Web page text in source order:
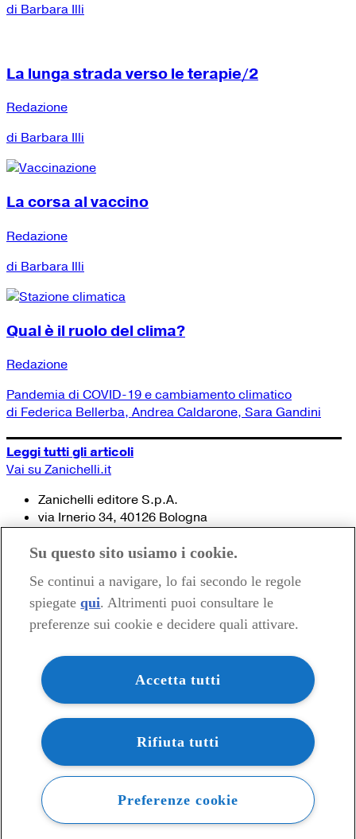
di Barbara Illi
La lunga strada verso le terapie/2
Redazione
di Barbara Illi
La corsa al vaccino
Redazione
di Barbara Illi
Qual è il ruolo del clima?
Redazione
Pandemia di COVID-19 e cambiamento climatico
di Federica Bellerba, Andrea Caldarone, Sara Gandini
Leggi tutti gli articoli
Vai su Zanichelli.it
Zanichelli editore S.p.A.
via Irnerio 34, 40126 Bologna
Tel. 051- 293.111 / 245.024
© 2020 Zanichelli Editore spa
Contatti e recapiti
my.zanichelli.it
Filiali e agenzie
Acquisti: informazioni precontrattuali
Area stampa
Privacy
Su questo sito usiamo i cookie.
Se continui a navigare, lo fai secondo le regole
spiegate qui. Altrimenti puoi consultare le
preferenze sui cookie e decidere quali attivare.
Accetta tutti
Rifiuta tutti
Preferenze cookie